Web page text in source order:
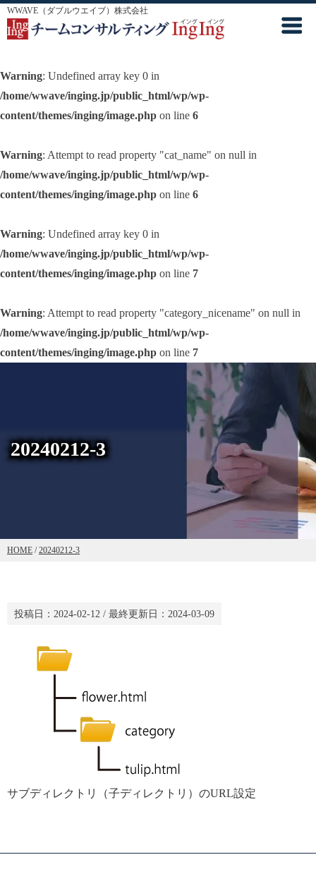
WWAVE（ダブルウエイブ）株式会社
Warning: Undefined array key 0 in
/home/wwave/inging.jp/public_html/wp/wp-
content/themes/inging/image.php on line 6
Warning: Attempt to read property "cat_name" on null in
/home/wwave/inging.jp/public_html/wp/wp-
content/themes/inging/image.php on line 6
Warning: Undefined array key 0 in
/home/wwave/inging.jp/public_html/wp/wp-
content/themes/inging/image.php on line 7
Warning: Attempt to read property "category_nicename" on null in
/home/wwave/inging.jp/public_html/wp/wp-
content/themes/inging/image.php on line 7
20240212-3
HOME /20240212-3
投稿日： 2024-02-12 / 最終更新日： 2024-03-09
サブディレクトリ（子ディレクトリ）のURL設定